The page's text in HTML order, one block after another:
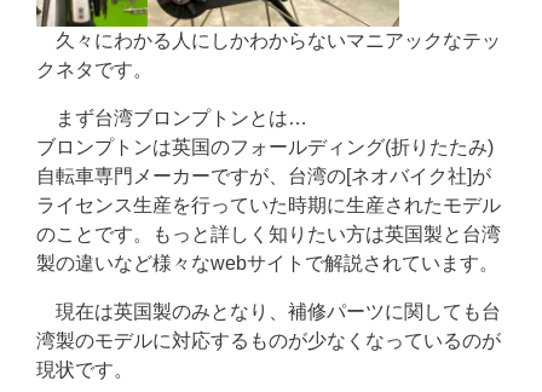
久々にわかる人にしかわからないマニアックなテッ
クネタです。
まず台湾ブロンプトンとは…
ブロンプトンは英国のフォールディング(折りたたみ)
自転車専門メーカーですが、台湾の[ネオバイク社]が
ライセンス生産を行っていた時期に生産されたモデル
のことです。もっと詳しく知りたい方は英国製と台湾
製の違いなど様々なwebサイトで解説されています。
現在は英国製のみとなり、補修パーツに関しても台
湾製のモデルに対応するものが少なくなっているのが
現状です。